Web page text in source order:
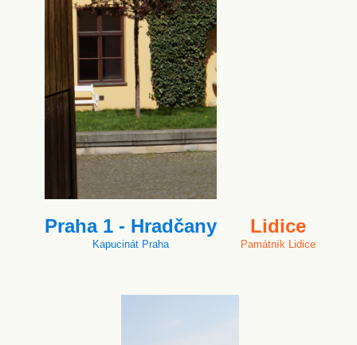
Praha 1 - Hradčany
Kapucinát Praha
Lidice
Památník Lidice